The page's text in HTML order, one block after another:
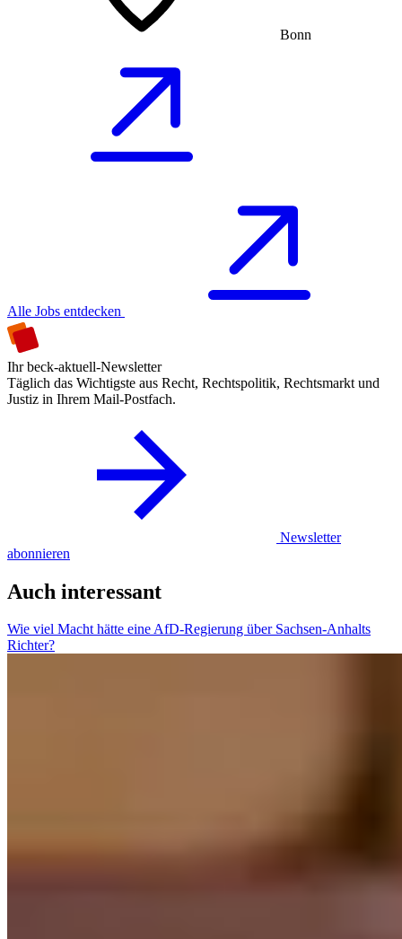
Bonn
Alle Jobs entdecken
Ihr beck-aktuell-Newsletter
Täglich das Wichtigste aus Recht, Rechtspolitik, Rechtsmarkt und
Justiz in Ihrem Mail-Postfach.
Newsletter
abonnieren
Auch interessant
Wie viel Macht hätte eine AfD-Regierung über Sachsen-Anhalts
Richter?